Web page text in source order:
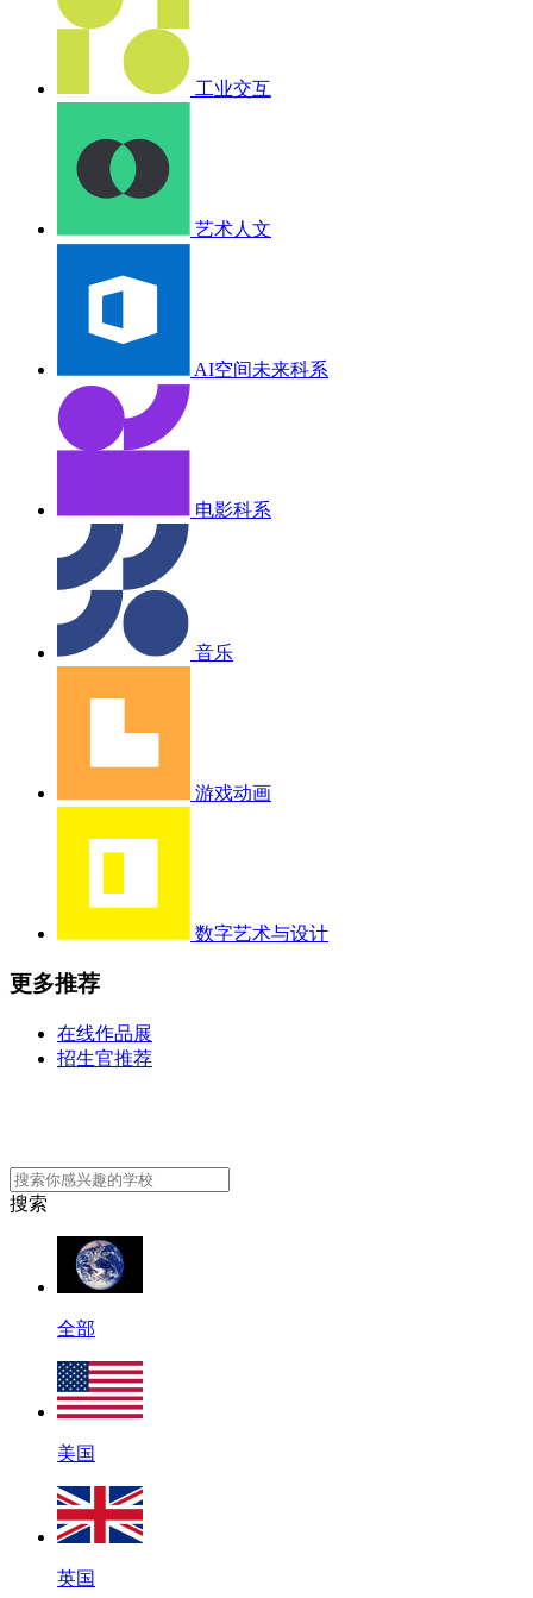
工业交互
艺术人文
AI空间未来科系
电影科系
音乐
游戏动画
数字艺术与设计
更多推荐
在线作品展
招生官推荐
搜索
全部
美国
英国